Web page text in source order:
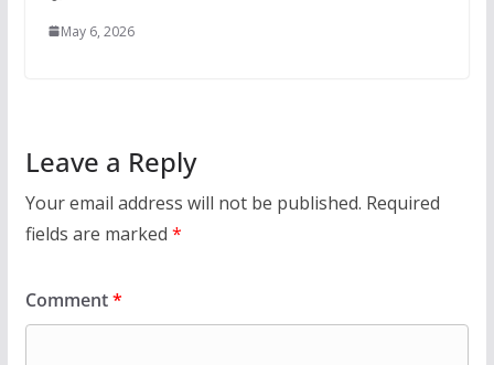
May 6, 2026
Leave a Reply
Your email address will not be published. Required
fields are marked *
Comment*